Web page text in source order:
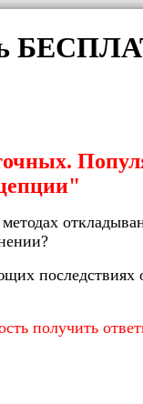
последствиях
получить